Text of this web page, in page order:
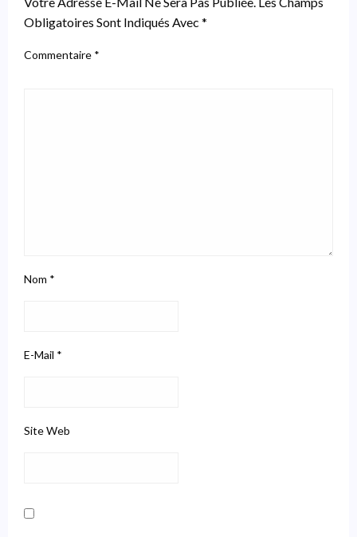
Obligatoires Sont Indiqués Avec *
Commentaire *
Nom *
E-Mail *
Site Web